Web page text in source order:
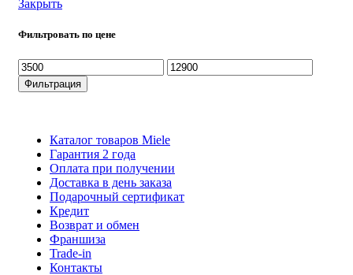
Закрыть
Фильтровать по цене
Минимальная
цена
Максимальная
цена
Фильтрация
Каталог товаров Miele
Гарантия 2 года
Оплата при получении
Доставка в день заказа
Подарочный сертификат
Кредит
Возврат и обмен
Франшиза
Trade-in
Контакты